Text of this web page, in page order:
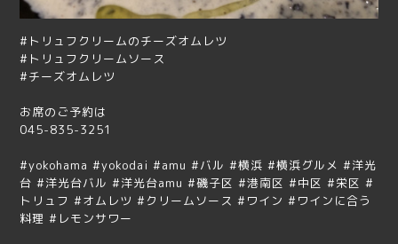
#トリュフクリームのチーズオムレツ
#トリュフクリームソース
#チーズオムレツ
お席のご予約は
045-835-3251
#yokohama #yokodai #amu #バル #横浜 #横浜グルメ #洋光
台 #洋光台バル #洋光台amu #磯子区 #港南区 #中区 #栄区 #
トリュフ #オムレツ #クリームソース #ワイン #ワインに合う
料理 #レモンサワー